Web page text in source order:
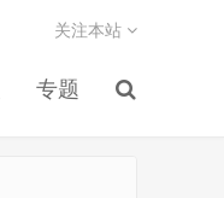
专题
关注本站